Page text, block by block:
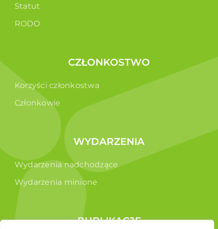
Statut
RODO
CZŁONKOSTWO
Korzyści członkostwa
Członkowie
WYDARZENIA
Wydarzenia nadchodzące
Wydarzenia minione
PUBLIKACJE